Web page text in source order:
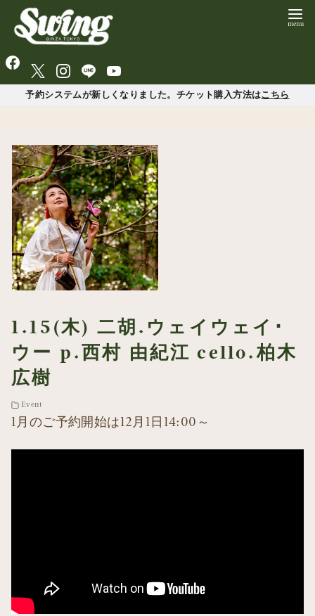
予約システムが新しくなりました。チケット購入方法はこちら
1.15(木) 二胡.ウェイウェイ･
ウー p.西村 由紀江 cello.柏木
広樹
Event
1月のご予約開始は12月1日14:00～